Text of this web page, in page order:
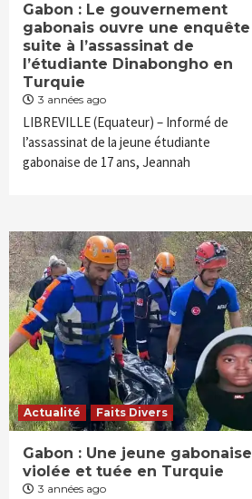
Gabon : Le gouvernement
gabonais ouvre une enquête
suite à l’assassinat de
l’étudiante Dinabongho en
Turquie
3 années ago
LIBREVILLE (Equateur) – Informé de
l’assassinat de la jeune étudiante
gabonaise de 17 ans, Jeannah
Actualité Faits Divers
Gabon : Une jeune gabonaise
violée et tuée en Turquie
3 années ago